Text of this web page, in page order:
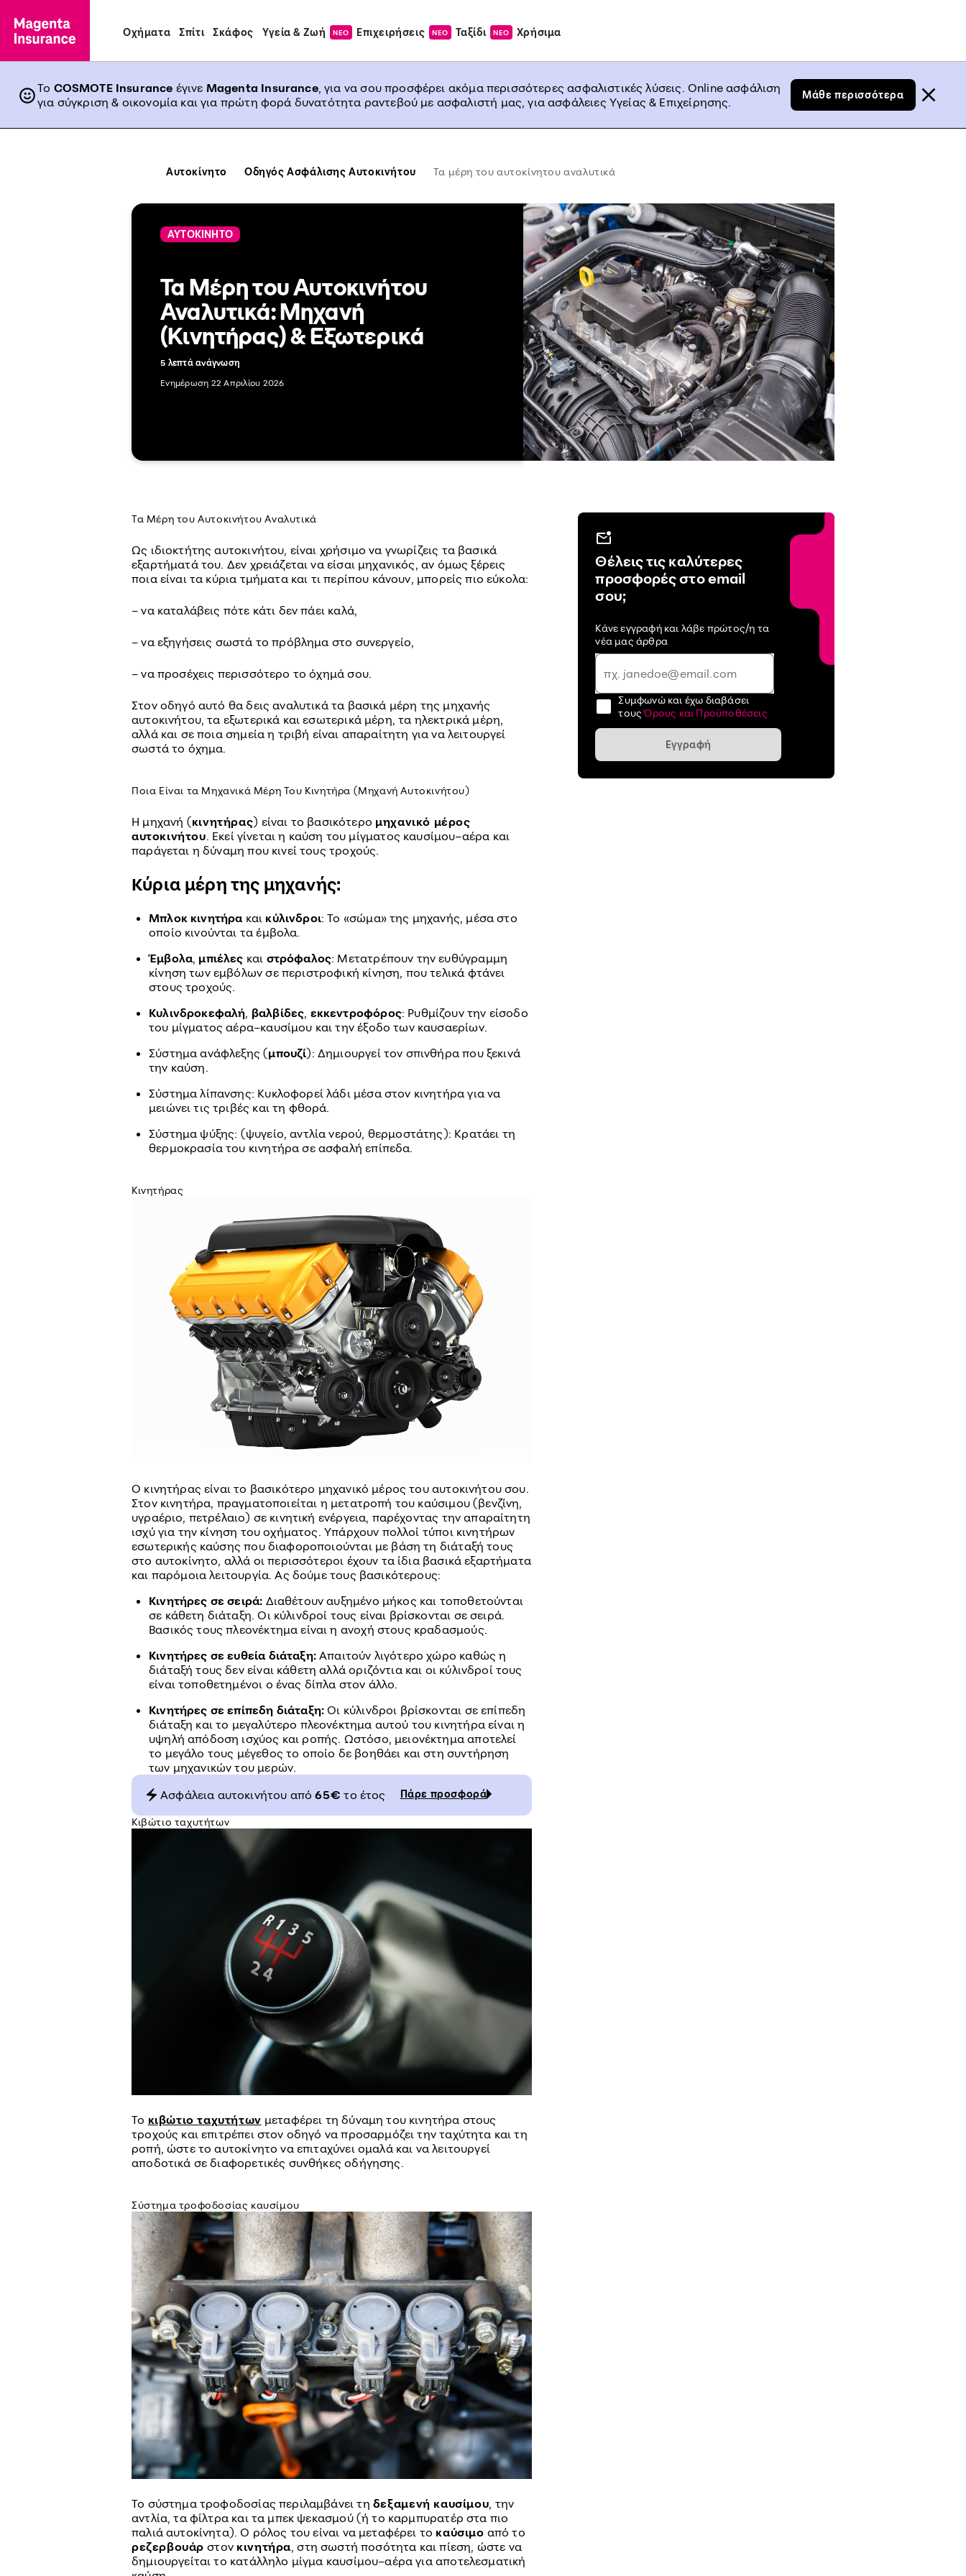
Οχήματα Σπίτι Σκάφος Υγεία & Ζωή ΝΕΟ Επιχειρήσεις ΝΕΟ Ταξίδι ΝΕΟ Χρήσιμα
Το COSMOTE Insurance έγινε Magenta Insurance, για να σου προσφέρει ακόμα περισσότερες ασφαλιστικές λύσεις. Online ασφάλιση
για σύγκριση & οικονομία και για πρώτη φορά δυνατότητα ραντεβού με ασφαλιστή μας, για ασφάλειες Υγείας & Επιχείρησης.
Μάθε περισσότερα
Αυτοκίνητο Οδηγός Ασφάλισης Αυτοκινήτου Τα μέρη του αυτοκίνητου αναλυτικά
ΑΥΤΟΚΙΝΗΤΟ
Τα Μέρη του Αυτοκινήτου
Αναλυτικά: Μηχανή
(Κινητήρας) & Εξωτερικά
5 λεπτά ανάγνωση
Ενημέρωση 22 Απριλίου 2026
Τα Μέρη του Αυτοκινήτου Αναλυτικά
Ως ιδιοκτήτης αυτοκινήτου, είναι χρήσιμο να γνωρίζεις τα βασικά
εξαρτήματά του. Δεν χρειάζεται να είσαι μηχανικός, αν όμως ξέρεις
ποια είναι τα κύρια τμήματα και τι περίπου κάνουν, μπορείς πιο εύκολα:
– να καταλάβεις πότε κάτι δεν πάει καλά,
– να εξηγήσεις σωστά το πρόβλημα στο συνεργείο,
– να προσέχεις περισσότερο το όχημά σου.
Στον οδηγό αυτό θα δεις αναλυτικά τα βασικά μέρη της μηχανής
αυτοκινήτου, τα εξωτερικά και εσωτερικά μέρη, τα ηλεκτρικά μέρη,
αλλά και σε ποια σημεία η τριβή είναι απαραίτητη για να λειτουργεί
σωστά το όχημα.
Ποια Είναι τα Μηχανικά Μέρη Του Κινητήρα (Μηχανή Αυτοκινήτου)
Η μηχανή (κινητήρας) είναι το βασικότερο μηχανικό μέρος
αυτοκινήτου. Εκεί γίνεται η καύση του μίγματος καυσίμου–αέρα και
παράγεται η δύναμη που κινεί τους τροχούς.
Κύρια μέρη της μηχανής:
Μπλοκ κινητήρακαι κύλινδροι: Το «σώμα» της μηχανής, μέσα στο
οποίο κινούνται τα έμβολα.
Έμβολα, μπιέλες και στρόφαλος: Μετατρέπουν την ευθύγραμμη
κίνηση των εμβόλων σε περιστροφική κίνηση, που τελικά φτάνει
στους τροχούς.
Κυλινδροκεφαλή, βαλβίδες, εκκεντροφόρος: Ρυθμίζουν την είσοδο
του μίγματος αέρα–καυσίμου και την έξοδο των καυσαερίων.
Σύστημα ανάφλεξης (μπουζί): Δημιουργεί τον σπινθήρα που ξεκινά
την καύση.
Σύστημα λίπανσης: Κυκλοφορεί λάδι μέσα στον κινητήρα για να
μειώνει τις τριβές και τη φθορά.
Σύστημα ψύξης: (ψυγείο, αντλία νερού, θερμοστάτης): Κρατάει τη
θερμοκρασία του κινητήρα σε ασφαλή επίπεδα.
Κινητήρας
Ο κινητήρας είναι το βασικότερο μηχανικό μέρος του αυτοκινήτου σου.
Στον κινητήρα, πραγματοποιείται η μετατροπή του καύσιμου (βενζίνη,
υγραέριο, πετρέλαιο) σε κινητική ενέργεια, παρέχοντας την απαραίτητη
ισχύ για την κίνηση του οχήματος. Υπάρχουν πολλοί τύποι κινητήρων
εσωτερικής καύσης που διαφοροποιούνται με βάση τη διάταξή τους
στο αυτοκίνητο, αλλά οι περισσότεροι έχουν τα ίδια βασικά εξαρτήματα
και παρόμοια λειτουργία. Ας δούμε τους βασικότερους:
Κινητήρες σε σειρά: Διαθέτουν αυξημένο μήκος και τοποθετούνται
σε κάθετη διάταξη. Οι κύλινδροί τους είναι βρίσκονται σε σειρά.
Βασικός τους πλεονέκτημα είναι η ανοχή στους κραδασμούς.
Κινητήρες σε ευθεία διάταξη:Απαιτούν λιγότερο χώρο καθώς η
διάταξή τους δεν είναι κάθετη αλλά οριζόντια και οι κύλινδροί τους
είναι τοποθετημένοι ο ένας δίπλα στον άλλο.
Κινητήρες σε επίπεδη διάταξη:Οι κύλινδροι βρίσκονται σε επίπεδη
διάταξη και το μεγαλύτερο πλεονέκτημα αυτού του κινητήρα είναι η
υψηλή απόδοση ισχύος και ροπής. Ωστόσο, μειονέκτημα αποτελεί
το μεγάλο τους μέγεθος το οποίο δε βοηθάει και στη συντήρηση
των μηχανικών του μερών.
Aσφάλεια αυτοκινήτου από65€ το έτος Πάρε προσφορά
Κιβώτιο ταχυτήτων
Το κιβώτιο ταχυτήτων μεταφέρει τη δύναμη του κινητήρα στους
τροχούς και επιτρέπει στον οδηγό να προσαρμόζει την ταχύτητα και τη
ροπή, ώστε το αυτοκίνητο να επιταχύνει ομαλά και να λειτουργεί
αποδοτικά σε διαφορετικές συνθήκες οδήγησης.
Σύστημα τροφοδοσίας καυσίμου
Το σύστημα τροφοδοσίας περιλαμβάνει τη δεξαμενή καυσίμου, την
αντλία, τα φίλτρα και τα μπεκ ψεκασμού (ή το καρμπυρατέρ στα πιο
παλιά αυτοκίνητα). Ο ρόλος του είναι να μεταφέρει το καύσιμο από το
ρεζερβουάρ στον κινητήρα, στη σωστή ποσότητα και πίεση, ώστε να
δημιουργείται το κατάλληλο μίγμα καυσίμου–αέρα για αποτελεσματική
Θέλεις τις καλύτερες
προσφορές στο email
σου;
Κάνε εγγραφή και λάβε πρώτος/η τα
νέα μας άρθρα
Συμφωνώ και έχω διαβάσει
τουςΌρους και Προϋποθέσεις
Εγγραφή